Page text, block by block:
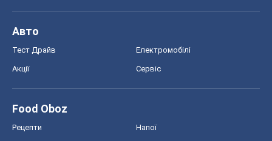
Авто
Тест Драйв Електромобілі
Акції Сервіс
Food Oboz
Рецепти Напої